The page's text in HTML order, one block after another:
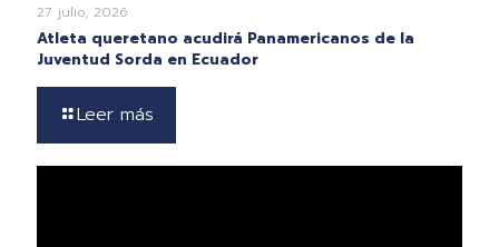
27 julio, 2026
Atleta queretano acudirá Panamericanos de la
Juventud Sorda en Ecuador
Leer más